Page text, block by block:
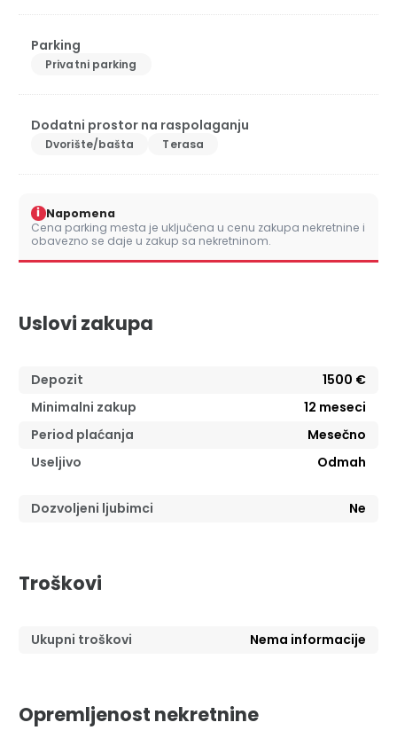
Parking
Privatni parking
Dodatni prostor na raspolaganju
Dvorište/bašta Terasa
i Napomena
Cena parking mesta je uključena u cenu zakupa nekretnine i
obavezno se daje u zakup sa nekretninom.
Uslovi zakupa
Depozit
1500 €
Minimalni zakup
12 meseci
Period plaćanja
Mesečno
Useljivo
Odmah
Dozvoljeni ljubimci Ne
Troškovi
Ukupni troškovi Nema informacije
Opremljenost nekretnine